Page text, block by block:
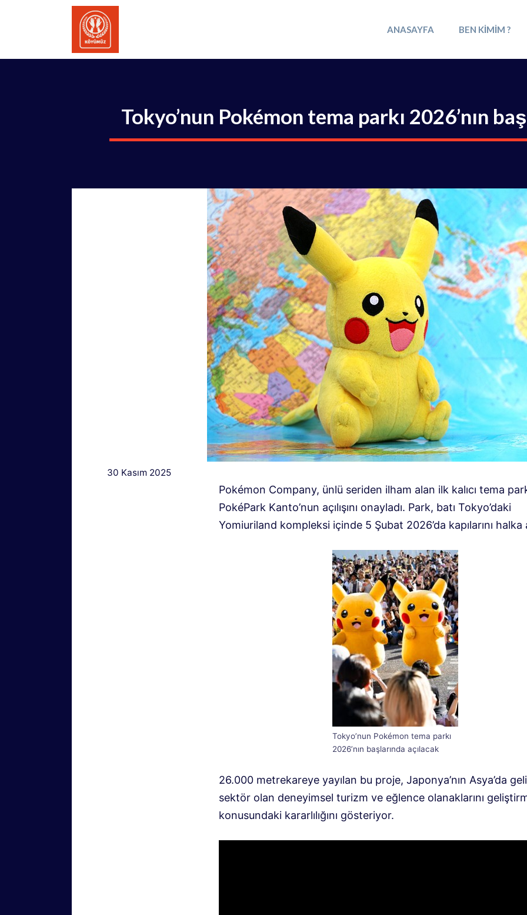
ANASAYFA BEN KIMIM ?
Tokyo’nun Pokémon tema parkı 2026’nın
30 Kasım 2025
Pokémon Company, ünlü seriden ilham alan ilk kalıcı tema
PokéPark Kanto’nun açılışını onayladı. Park, batı Tokyo’daki
Yomiuriland kompleksi içinde 5 Şubat 2026’da kapılarını halka
Tokyo’nun Pokémon tema parkı
2026’nın başlarında açılacak
26.000 metrekareye yayılan bu proje, Japonya’nın Asya’da
sektör olan deneyimsel turizm ve eğlence olanaklarını
konusundaki kararlılığını gösteriyor.